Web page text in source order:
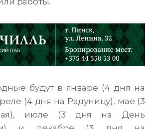
будут в январе (4 дня на
(4 дня на Радуницу), мае (3
июле (3 дня на День